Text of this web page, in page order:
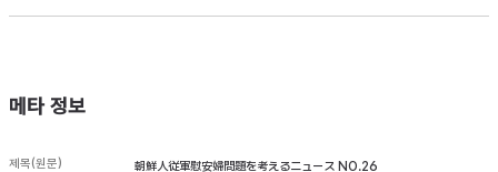
메타 정보
제목(원문) 朝鮮人従軍慰安婦問題を考えるニュース NO.26